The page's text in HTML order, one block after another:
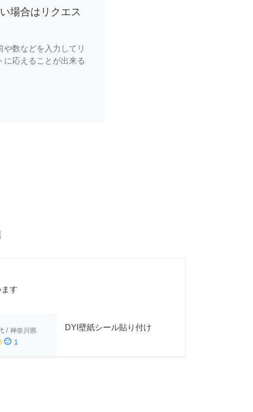
場合はリクエス
数などを入力してリ
に応えることが出来る
す
/ 神奈川県
sentiment_dissatisfied 1
DYI壁紙シール貼り付け